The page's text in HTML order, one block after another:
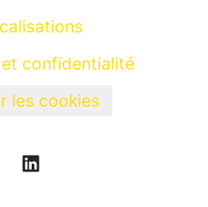
et confidentialité
les cookies